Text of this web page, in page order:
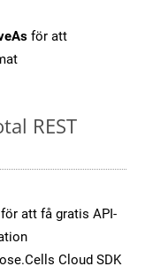
för att
REST
för att få gratis API-
Cloud SDK